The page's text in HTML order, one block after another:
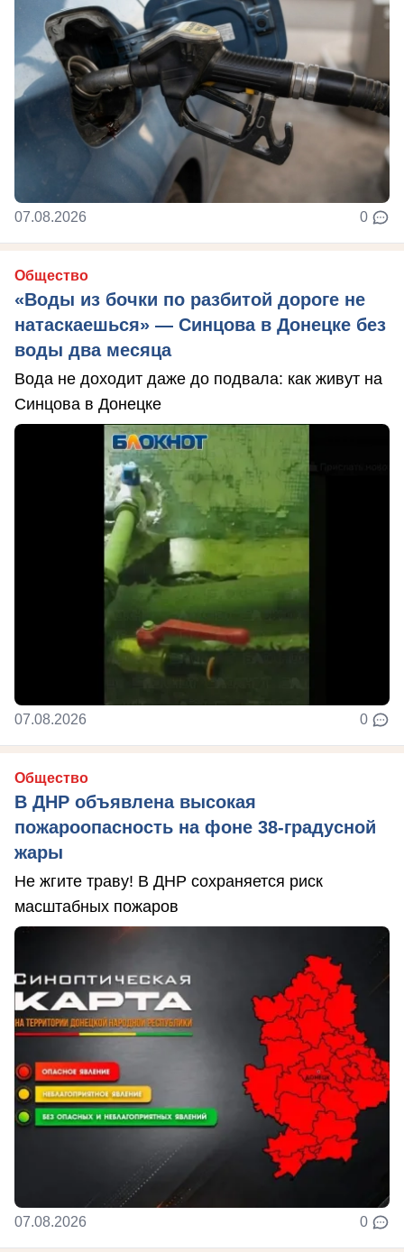
07.08.2026 0
Общество
«Воды из бочки по разбитой дороге не
натаскаешься» — Синцова в Донецке без
воды два месяца
Вода не доходит даже до подвала: как живут на
Синцова в Донецке
07.08.2026 0
Общество
В ДНР объявлена высокая
пожароопасность на фоне 38-градусной
жары
Не жгите траву! В ДНР сохраняется риск
масштабных пожаров
07.08.2026 0